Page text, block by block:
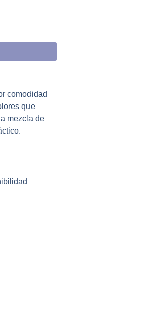
comodidad
que
mezcla de